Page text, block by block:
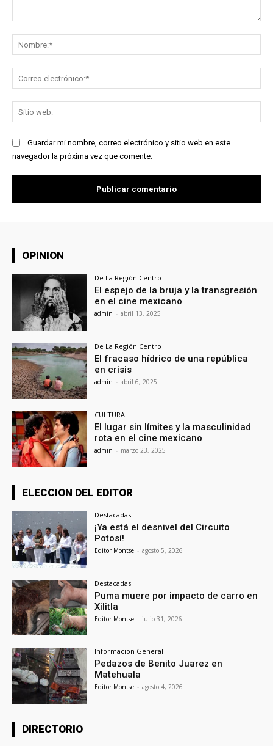
Guardar mi nombre, correo electrónico y sitio web en este
navegador la próxima vez que comente.
OPINION
De La Región Centro
El espejo de la bruja y la transgresión
en el cine mexicano
admin - abril 13, 2025
De La Región Centro
El fracaso hídrico de una república
en crisis
admin - abril 6, 2025
CULTURA
El lugar sin límites y la masculinidad
rota en el cine mexicano
admin - marzo 23, 2025
ELECCION DEL EDITOR
Destacadas
¡Ya está el desnivel del Circuito
Potosí!
Editor Montse - agosto 5, 2026
Destacadas
Puma muere por impacto de carro en
Xilitla
Editor Montse - julio 31, 2026
Informacion General
Pedazos de Benito Juarez en
Matehuala
Editor Montse - agosto 4, 2026
DIRECTORIO